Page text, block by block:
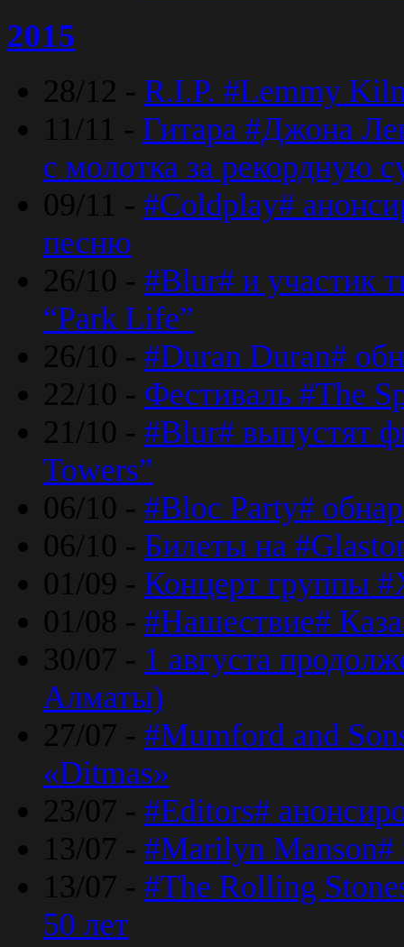
2015
28/12 - R.I.P. #Lemmy
11/11 - Гитара #Джона
с молотка за рекордную
09/11 - #Coldplay#
песню
26/10 - #Blur# и участик
“Park Life”
26/10 - #Duran Duran#
22/10 - Фестиваль #The
21/10 - #Blur# выпустят
Towers”
06/10 - #Bloc Party#
06/10 - Билеты на
01/09 - Концерт группы
01/08 - #Нашествие#
30/07 - 1 августа
Алматы)
27/07 - #Mumford and
«Ditmas»
23/07 - #Editors#
13/07 - #Marilyn Manson#
13/07 - #The Rolling
50 лет